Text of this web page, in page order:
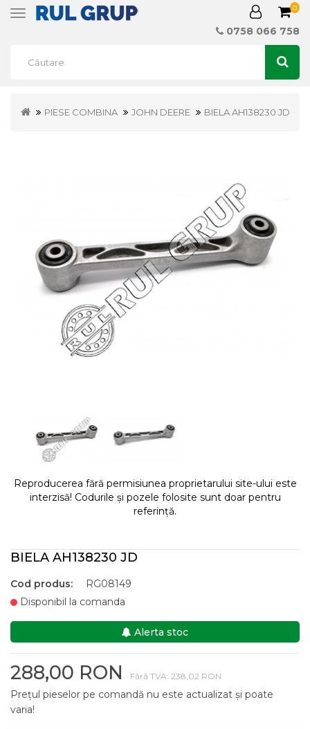
Toggle
0
0758 066 758
PIESE COMBINA JOHN DEERE BIELA AH138230 JD
Reproducerea fără permisiunea proprietarului site-ului este
interzisă! Codurile și pozele folosite sunt doar pentru
referință.
BIELA AH138230 JD
Cod produs:
RG08149
Disponibil la comanda
Alerta stoc
288,00 RON Fără TVA: 238,02 RON
Prețul pieselor pe comandă nu este actualizat și poate
varia!